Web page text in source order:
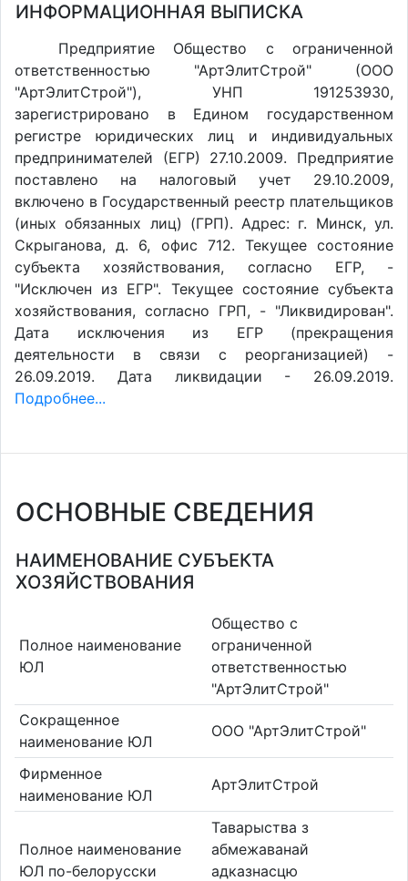
ИНФОРМАЦИОННАЯ ВЫПИСКА
Предприятие Общество с ограниченной
ответственностью "АртЭлитСтрой" (ООО
"АртЭлитСтрой"), УНП 191253930,
зарегистрировано в Едином государственном
регистре юридических лиц и индивидуальных
предпринимателей (ЕГР) 27.10.2009. Предприятие
поставлено на налоговый учет 29.10.2009,
включено в Государственный реестр плательщиков
(иных обязанных лиц) (ГРП). Адрес: г. Минск, ул.
Скрыганова, д. 6, офис 712. Текущее состояние
субъекта хозяйствования, согласно ЕГР, -
"Исключен из ЕГР". Текущее состояние субъекта
хозяйствования, согласно ГРП, - "Ликвидирован".
Дата исключения из ЕГР (прекращения
деятельности в связи с реорганизацией) -
26.09.2019. Дата ликвидации - 26.09.2019.
Подробнее...
ОСНОВНЫЕ СВЕДЕНИЯ
НАИМЕНОВАНИЕ СУБЪЕКТА
ХОЗЯЙСТВОВАНИЯ
Полное наименование
ЮЛ
Общество с
ограниченной
ответственностью
"АртЭлитСтрой"
Сокращенное
наименование ЮЛ
ООО "АртЭлитСтрой"
Фирменное
наименование ЮЛ
АртЭлитСтрой
Полное наименование
ЮЛ по-белорусски
Таварыства з
абмежаванай
адказнасцю